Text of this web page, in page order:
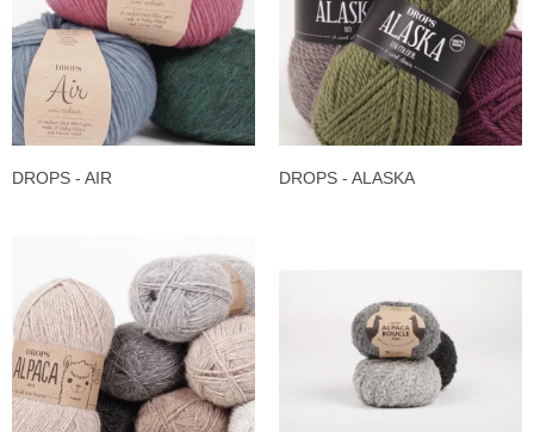
DROPS - AIR DROPS - ALASKA